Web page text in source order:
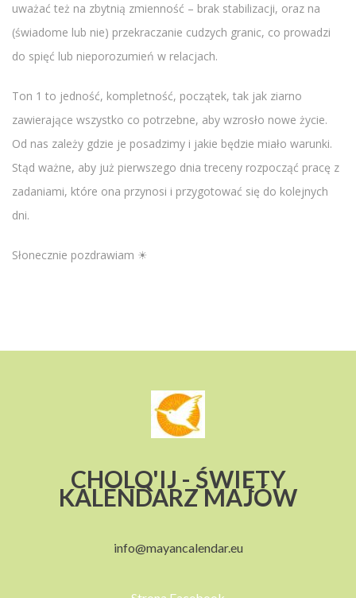
uważać też na zbytnią zmienność – brak stabilizacji, oraz na
(świadome lub nie) przekraczanie cudzych granic, co prowadzi
do spięć lub nieporozumień w relacjach.
Ton 1 to jedność, kompletność, początek, tak jak ziarno
zawierające wszystko co potrzebne, aby wzrosło nowe życie.
Od nas zależy gdzie je posadzimy i jakie będzie miało warunki.
Stąd ważne, aby już pierwszego dnia treceny rozpocząć pracę z
zadaniami, które ona przynosi i przygotować się do kolejnych
dni.
Słonecznie pozdrawiam ☀
CHOLQ'IJ - ŚWIĘTY
KALENDARZ MAJÓW
info@mayancalendar.eu